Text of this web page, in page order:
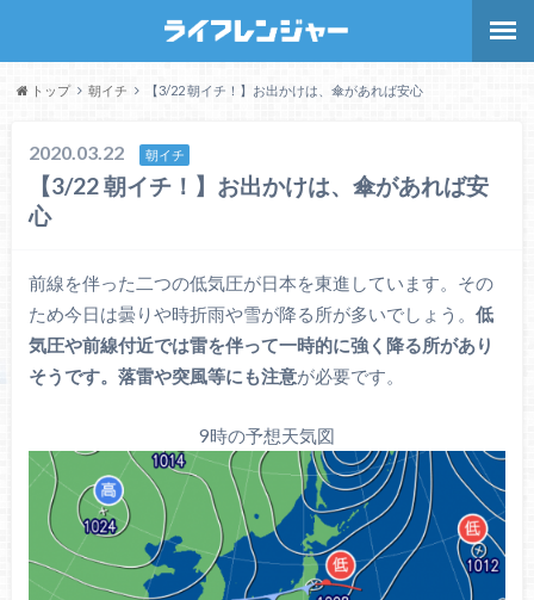
トップ 朝イチ 【3/22 朝イチ！】お出かけは、傘があれば安心
2020.03.22 朝イチ
【3/22 朝イチ！】お出かけは、傘があれば安
心
前線を伴った二つの低気圧が日本を東進しています。その
ため今日は曇りや時折雨や雪が降る所が多いでしょう。 低
気圧や前線付近では雷を伴って一時的に強く降る所があり
そうです。落雷や突風等にも注意が必要です。
9時の予想天気図